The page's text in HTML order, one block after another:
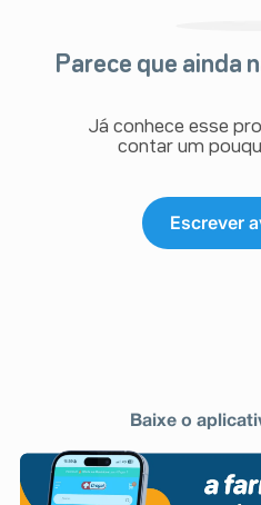
Parece que ainda
Já conhece esse
contar um
Escrever
Baixe o